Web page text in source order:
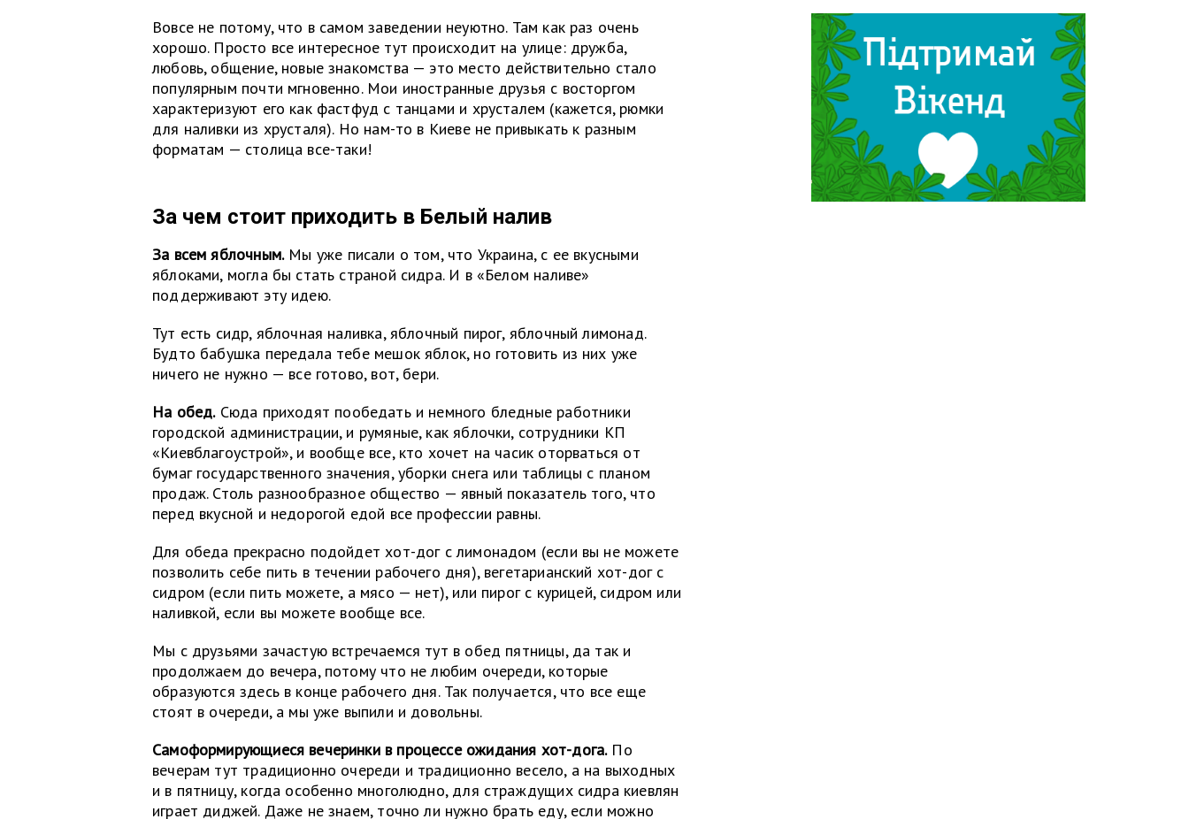
Вовсе не потому, что в самом заведении неуютно. Там как раз очень
хорошо. Просто все интересное тут происходит на улице: дружба,
любовь, общение, новые знакомства — это место действительно стало
популярным почти мгновенно. Мои иностранные друзья с восторгом
характеризуют его как фастфуд с танцами и хрусталем (кажется, рюмки
для наливки из хрусталя). Но нам-то в Киеве не привыкать к разным
форматам — столица все-таки!
За чем стоит приходить в Белый налив
За всем яблочным.Мы уже писали о том, что Украина, с ее вкусными
яблоками, могла бы стать страной сидра. И в «Белом наливе»
поддерживают эту идею.
Тут есть сидр, яблочная наливка, яблочный пирог, яблочный лимонад.
Будто бабушка передала тебе мешок яблок, но готовить из них уже
ничего не нужно — все готово, вот, бери.
На обед.Сюда приходят пообедать и немного бледные работники
городской администрации, и румяные, как яблочки, сотрудники КП
«Киевблагоустрой», и вообще все, кто хочет на часик оторваться от
бумаг государственного значения, уборки снега или таблицы с планом
продаж. Столь разнообразное общество — явный показатель того, что
перед вкусной и недорогой едой все профессии равны.
Для обеда прекрасно подойдет хот-дог с лимонадом (если вы не можете
позволить себе пить в течении рабочего дня), вегетарианский хот-дог с
сидром (если пить можете, а мясо — нет), или пирог с курицей, сидром или
наливкой, если вы можете вообще все.
Мы с друзьями зачастую встречаемся тут в обед пятницы, да так и
продолжаем до вечера, потому что не любим очереди, которые
образуются здесь в конце рабочего дня. Так получается, что все еще
стоят в очереди, а мы уже выпили и довольны.
Самоформирующиеся вечеринки в процессе ожидания хот-дога.По
вечерам тут традиционно очереди и традиционно весело, а на выходных
и в пятницу, когда особенно многолюдно, для страждущих сидра киевлян
играет диджей. Даже не знаем, точно ли нужно брать еду, если можно